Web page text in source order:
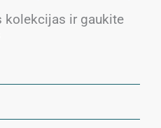
kolekcijas ir gaukite